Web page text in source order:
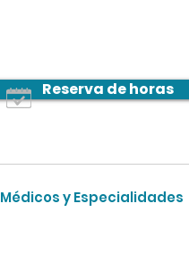
Reserva de horas
Médicos y Especialidades